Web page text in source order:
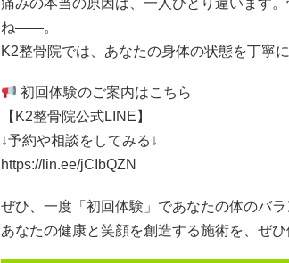
痛みの本当の原因は、一人ひとり違います
ね——。
K2整骨院では、あなたの身体の状態を丁寧
初回体験のご案内はこちら
【K2整骨院公式LINE】
↓予約や相談をしてみる↓
https://lin.ee/jCIbQZN
ぜひ、一度「初回体験」であなたの体のバ
あなたの健康と笑顔を創造する施術を、ぜひ